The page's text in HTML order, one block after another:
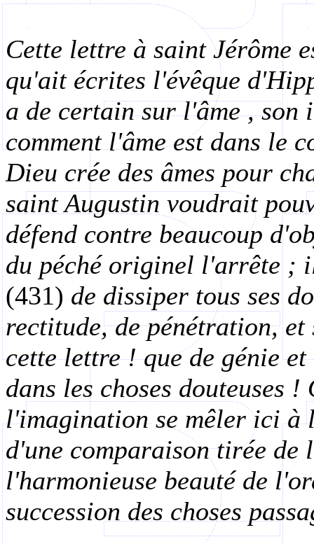
Cette lettre à saint Jérôme
qu'ait écrites l'évêque
a de certain sur l'âme ,
comment l'âme est dans le
Dieu crée des âmes pour
saint Augustin voudrait
défend contre beaucoup
du péché originel l'arrête ;
(431) de dissiper tous ses
rectitude, de pénétration, et
cette lettre ! que de génie
dans les choses douteuses
l'imagination se mêler ici à
d'une comparaison tirée de
l'harmonieuse beauté de
succession des choses